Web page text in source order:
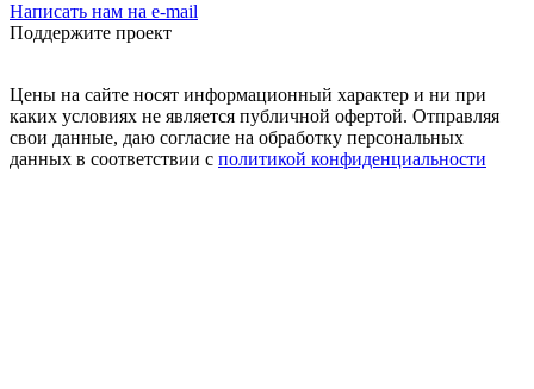
Написать нам на e-mail
Поддержите проект
Цены на сайте носят информационный характер и ни при
каких условиях не является публичной офертой. Отправляя
свои данные, даю согласие на обработку персональных
данных в соответствии с политикой конфиденциальности